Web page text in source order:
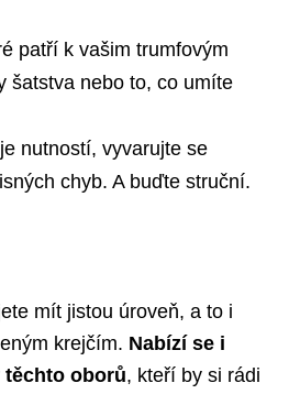
patří k vašim trumfovým
šatstva nebo to, co umíte
nutností, vyvarujte se
chyb. A buďte struční.
mít jistou úroveň, a to i
krejčím. Nabízí se i
oborů, kteří by si rádi